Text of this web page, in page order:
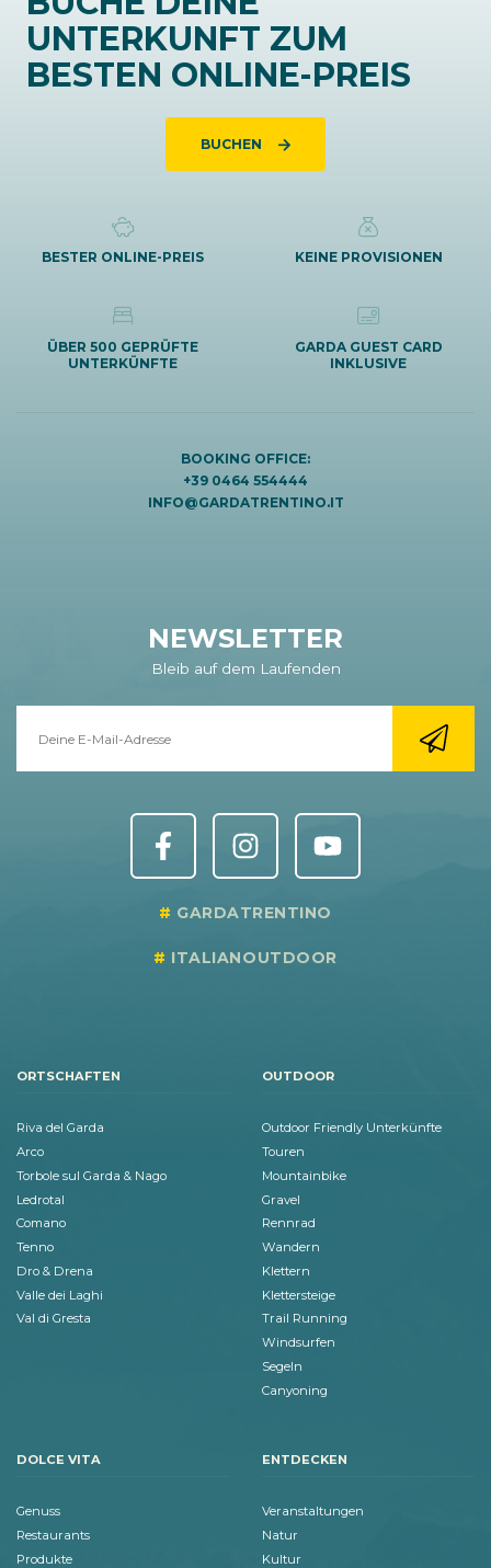
UNTERKUNFT ZUM
BESTEN ONLINE-PREIS
BUCHEN
BESTER ONLINE-PREIS KEINE PROVISIONEN
ÜBER 500 GEPRÜFTE
UNTERKÜNFTE
GARDA GUEST CARD
INKLUSIVE
BOOKING OFFICE:
+39 0464 554444
INFO@GARDATRENTINO.IT
NEWSLETTER
Bleib auf dem Laufenden
GARDATRENTINO
ITALIANOUTDOOR
ORTSCHAFTEN
Riva del Garda
Arco
Torbole sul Garda & Nago
Ledrotal
Comano
Tenno
Dro & Drena
Valle dei Laghi
Val di Gresta
OUTDOOR
Outdoor Friendly Unterkünfte
Touren
Mountainbike
Gravel
Rennrad
Wandern
Klettern
Klettersteige
Trail Running
Windsurfen
Segeln
Canyoning
DOLCE VITA
Genuss
Restaurants
Produkte
ENTDECKEN
Veranstaltungen
Natur
Kultur